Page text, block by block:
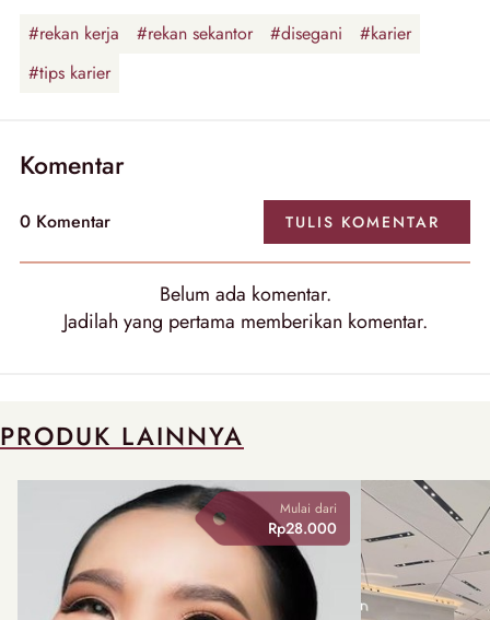
#rekan kerja #rekan sekantor #disegani
#karier
#tips karier
Komentar
0 Komentar TULIS KOMENTAR
Belum ada komentar.
Jadilah yang pertama memberikan komentar.
PRODUK LAINNYA
Mulai dari
Rp28.000